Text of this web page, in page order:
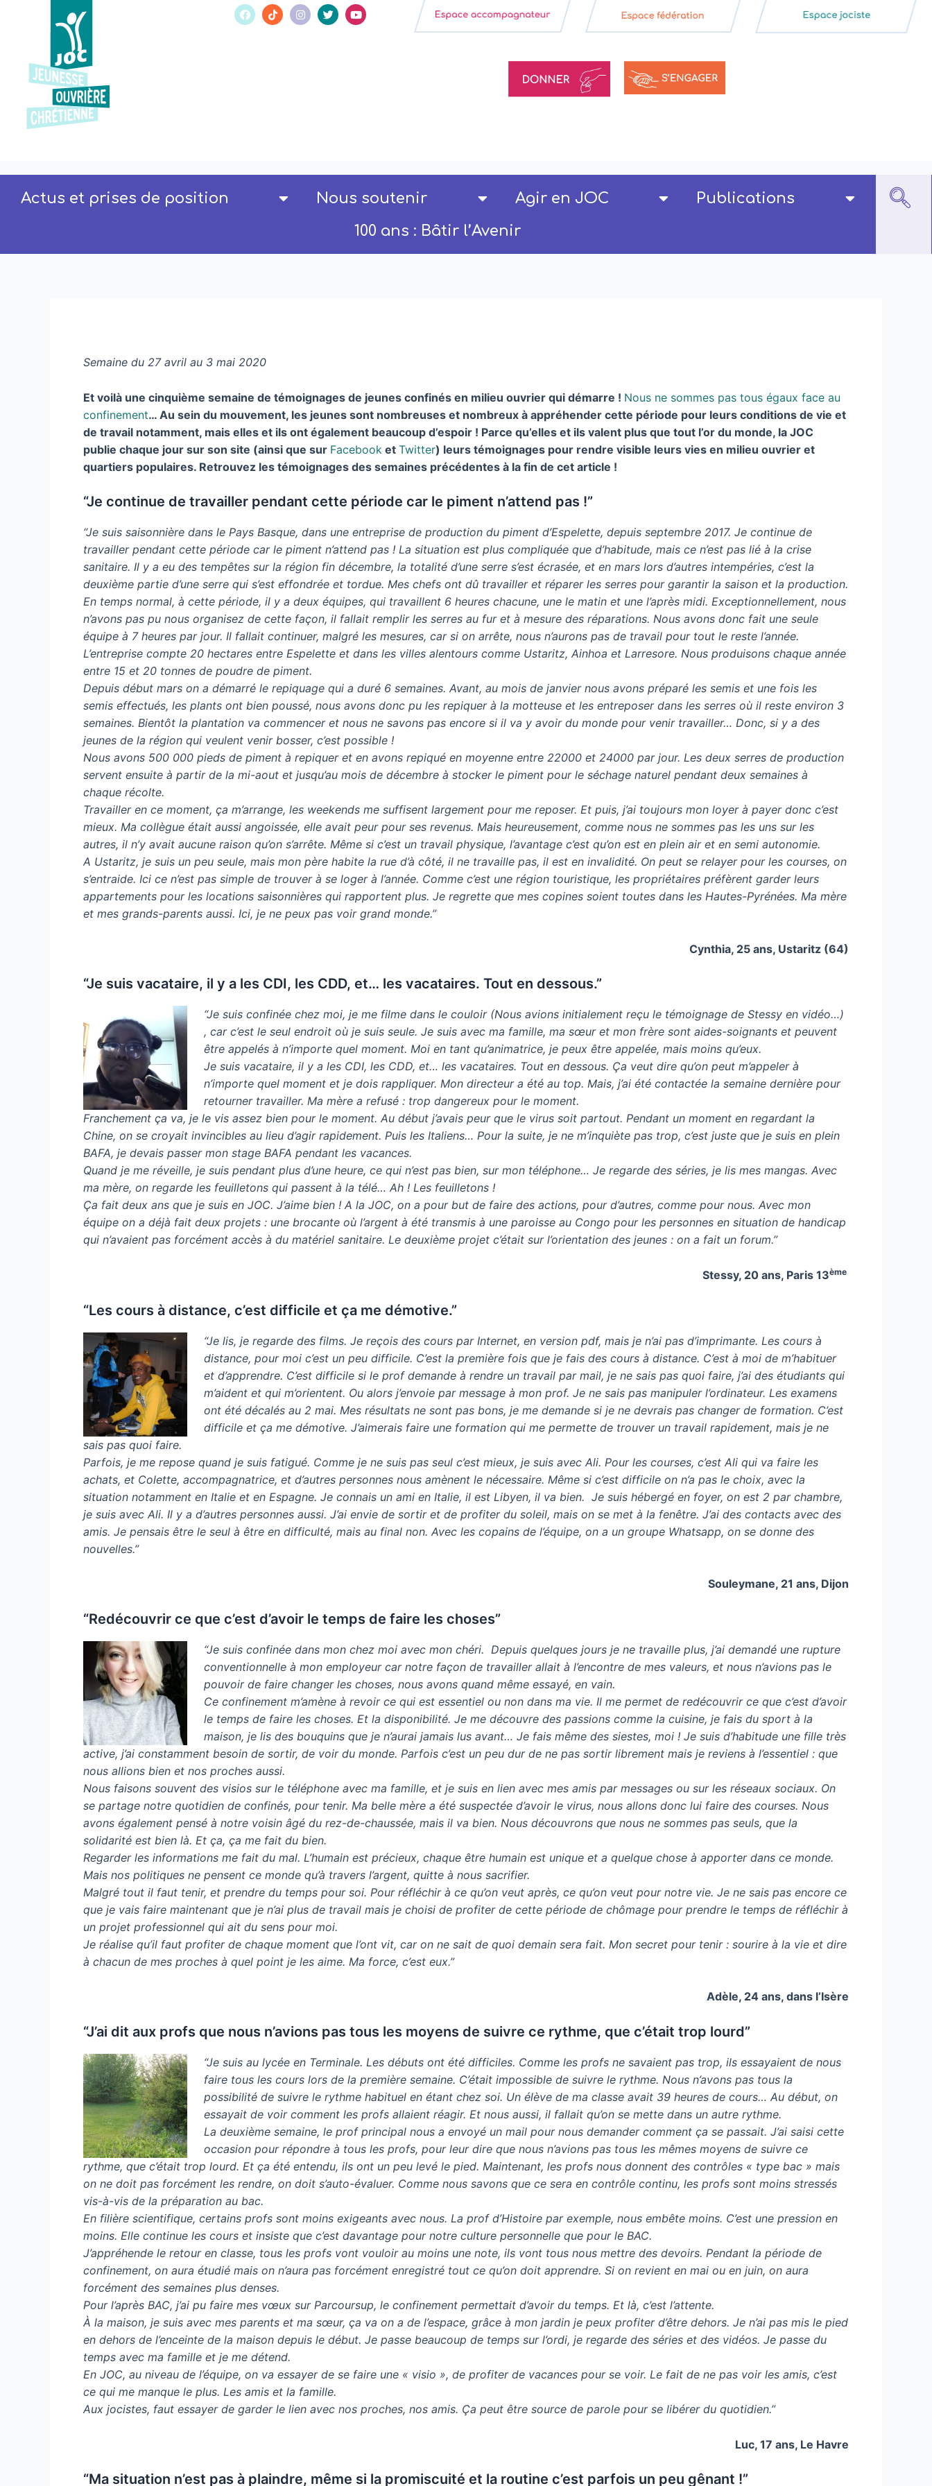
Actus et prises de position Nous soutenir Agir en JOC
Publications
100 ans : Bâtir l’Avenir
Semaine du 27 avril au 3 mai 2020
Et voilà une cinquième semaine de témoignages de jeunes confinés en milieu ouvrier qui démarre ! Nous ne sommes pas tous égaux face au
confinement… Au sein du mouvement, les jeunes sont nombreuses et nombreux à appréhender cette période pour leurs conditions de vie et
de travail notamment, mais elles et ils ont également beaucoup d’espoir ! Parce qu’elles et ils valent plus que tout l’or du monde, la JOC
publie chaque jour sur son site (ainsi que sur Facebook et Twitter) leurs témoignages pour rendre visible leurs vies en milieu ouvrier et
quartiers populaires. Retrouvez les témoignages des semaines précédentes à la fin de cet article !
“Je continue de travailler pendant cette période car le piment n’attend pas !”
“Je suis saisonnière dans le Pays Basque, dans une entreprise de production du piment d’Espelette, depuis septembre 2017. Je continue de
travailler pendant cette période car le piment n’attend pas ! La situation est plus compliquée que d’habitude, mais ce n’est pas lié à la crise
sanitaire. Il y a eu des tempêtes sur la région fin décembre, la totalité d’une serre s’est écrasée, et en mars lors d’autres intempéries, c’est la
deuxième partie d’une serre qui s’est effondrée et tordue. Mes chefs ont dû travailler et réparer les serres pour garantir la saison et la production.
En temps normal, à cette période, il y a deux équipes, qui travaillent 6 heures chacune, une le matin et une l’après midi. Exceptionnellement, nous
n’avons pas pu nous organisez de cette façon, il fallait remplir les serres au fur et à mesure des réparations. Nous avons donc fait une seule
équipe à 7 heures par jour. Il fallait continuer, malgré les mesures, car si on arrête, nous n’aurons pas de travail pour tout le reste l’année.
L’entreprise compte 20 hectares entre Espelette et dans les villes alentours comme Ustaritz, Ainhoa et Larresore. Nous produisons chaque année
entre 15 et 20 tonnes de poudre de piment.
Depuis début mars on a démarré le repiquage qui a duré 6 semaines. Avant, au mois de janvier nous avons préparé les semis et une fois les
semis effectués, les plants ont bien poussé, nous avons donc pu les repiquer à la motteuse et les entreposer dans les serres où il reste environ 3
semaines. Bientôt la plantation va commencer et nous ne savons pas encore si il va y avoir du monde pour venir travailler… Donc, si y a des
jeunes de la région qui veulent venir bosser, c’est possible !
Nous avons 500 000 pieds de piment à repiquer et en avons repiqué en moyenne entre 22000 et 24000 par jour. Les deux serres de production
servent ensuite à partir de la mi-aout et jusqu’au mois de décembre à stocker le piment pour le séchage naturel pendant deux semaines à
chaque récolte.
Travailler en ce moment, ça m’arrange, les weekends me suffisent largement pour me reposer. Et puis, j’ai toujours mon loyer à payer donc c’est
mieux. Ma collègue était aussi angoissée, elle avait peur pour ses revenus. Mais heureusement, comme nous ne sommes pas les uns sur les
autres, il n’y avait aucune raison qu’on s’arrête. Même si c’est un travail physique, l’avantage c’est qu’on est en plein air et en semi autonomie.
A Ustaritz, je suis un peu seule, mais mon père habite la rue d’à côté, il ne travaille pas, il est en invalidité. On peut se relayer pour les courses, on
s’entraide. Ici ce n’est pas simple de trouver à se loger à l’année. Comme c’est une région touristique, les propriétaires préfèrent garder leurs
appartements pour les locations saisonnières qui rapportent plus. Je regrette que mes copines soient toutes dans les Hautes-Pyrénées. Ma mère
et mes grands-parents aussi. Ici, je ne peux pas voir grand monde.”
Cynthia, 25 ans, Ustaritz (64)
“Je suis vacataire, il y a les CDI, les CDD, et… les vacataires. Tout en dessous.”
“Je suis confinée chez moi, je me filme dans le couloir (Nous avions initialement reçu le témoignage de Stessy en vidéo…)
, car c’est le seul endroit où je suis seule. Je suis avec ma famille, ma sœur et mon frère sont aides-soignants et peuvent
être appelés à n’importe quel moment. Moi en tant qu’animatrice, je peux être appelée, mais moins qu’eux.
Je suis vacataire, il y a les CDI, les CDD, et… les vacataires. Tout en dessous. Ça veut dire qu’on peut m’appeler à
n’importe quel moment et je dois rappliquer. Mon directeur a été au top. Mais, j’ai été contactée la semaine dernière pour
retourner travailler. Ma mère a refusé : trop dangereux pour le moment.
Franchement ça va, je le vis assez bien pour le moment. Au début j’avais peur que le virus soit partout. Pendant un moment en regardant la
Chine, on se croyait invincibles au lieu d’agir rapidement. Puis les Italiens… Pour la suite, je ne m’inquiète pas trop, c’est juste que je suis en plein
BAFA, je devais passer mon stage BAFA pendant les vacances.
Quand je me réveille, je suis pendant plus d’une heure, ce qui n’est pas bien, sur mon téléphone… Je regarde des séries, je lis mes mangas. Avec
ma mère, on regarde les feuilletons qui passent à la télé… Ah ! Les feuilletons !
Ça fait deux ans que je suis en JOC. J’aime bien ! A la JOC, on a pour but de faire des actions, pour d’autres, comme pour nous. Avec mon
équipe on a déjà fait deux projets : une brocante où l’argent à été transmis à une paroisse au Congo pour les personnes en situation de handicap
qui n’avaient pas forcément accès à du matériel sanitaire. Le deuxième projet c’était sur l’orientation des jeunes : on a fait un forum.”
Stessy, 20 ans, Paris 13ème
“Les cours à distance, c’est difficile et ça me démotive.”
“Je lis, je regarde des films. Je reçois des cours par Internet, en version pdf, mais je n’ai pas d’imprimante. Les cours à
distance, pour moi c’est un peu difficile. C’est la première fois que je fais des cours à distance. C’est à moi de m’habituer
et d’apprendre. C’est difficile si le prof demande à rendre un travail par mail, je ne sais pas quoi faire, j’ai des étudiants qui
m’aident et qui m’orientent. Ou alors j’envoie par message à mon prof. Je ne sais pas manipuler l’ordinateur. Les examens
ont été décalés au 2 mai. Mes résultats ne sont pas bons, je me demande si je ne devrais pas changer de formation. C’est
difficile et ça me démotive. J’aimerais faire une formation qui me permette de trouver un travail rapidement, mais je ne
sais pas quoi faire.
Parfois, je me repose quand je suis fatigué. Comme je ne suis pas seul c’est mieux, je suis avec Ali. Pour les courses, c’est Ali qui va faire les
achats, et Colette, accompagnatrice, et d’autres personnes nous amènent le nécessaire. Même si c’est difficile on n’a pas le choix, avec la
situation notamment en Italie et en Espagne. Je connais un ami en Italie, il est Libyen, il va bien. Je suis hébergé en foyer, on est 2 par chambre,
je suis avec Ali. Il y a d’autres personnes aussi. J’ai envie de sortir et de profiter du soleil, mais on se met à la fenêtre. J’ai des contacts avec des
amis. Je pensais être le seul à être en difficulté, mais au final non. Avec les copains de l’équipe, on a un groupe Whatsapp, on se donne des
nouvelles.”
Souleymane, 21 ans, Dijon
“Redécouvrir ce que c’est d’avoir le temps de faire les choses”
“Je suis confinée dans mon chez moi avec mon chéri. Depuis quelques jours je ne travaille plus, j’ai demandé une rupture
conventionnelle à mon employeur car notre façon de travailler allait à l’encontre de mes valeurs, et nous n’avions pas le
pouvoir de faire changer les choses, nous avons quand même essayé, en vain.
Ce confinement m’amène à revoir ce qui est essentiel ou non dans ma vie. Il me permet de redécouvrir ce que c’est d’avoir
le temps de faire les choses. Et la disponibilité. Je me découvre des passions comme la cuisine, je fais du sport à la
maison, je lis des bouquins que je n’aurai jamais lus avant… Je fais même des siestes, moi ! Je suis d’habitude une fille très
active, j’ai constamment besoin de sortir, de voir du monde. Parfois c’est un peu dur de ne pas sortir librement mais je reviens à l’essentiel : que
nous allions bien et nos proches aussi.
Nous faisons souvent des visios sur le téléphone avec ma famille, et je suis en lien avec mes amis par messages ou sur les réseaux sociaux. On
se partage notre quotidien de confinés, pour tenir. Ma belle mère a été suspectée d’avoir le virus, nous allons donc lui faire des courses. Nous
avons également pensé à notre voisin âgé du rez-de-chaussée, mais il va bien. Nous découvrons que nous ne sommes pas seuls, que la
solidarité est bien là. Et ça, ça me fait du bien.
Regarder les informations me fait du mal. L’humain est précieux, chaque être humain est unique et a quelque chose à apporter dans ce monde.
Mais nos politiques ne pensent ce monde qu’à travers l’argent, quitte à nous sacrifier.
Malgré tout il faut tenir, et prendre du temps pour soi. Pour réfléchir à ce qu’on veut après, ce qu’on veut pour notre vie. Je ne sais pas encore ce
que je vais faire maintenant que je n’ai plus de travail mais je choisi de profiter de cette période de chômage pour prendre le temps de réfléchir à
un projet professionnel qui ait du sens pour moi.
Je réalise qu’il faut profiter de chaque moment que l’ont vit, car on ne sait de quoi demain sera fait. Mon secret pour tenir : sourire à la vie et dire
à chacun de mes proches à quel point je les aime. Ma force, c’est eux.”
Adèle, 24 ans, dans l’Isère
“J’ai dit aux profs que nous n’avions pas tous les moyens de suivre ce rythme, que c’était trop lourd”
“Je suis au lycée en Terminale. Les débuts ont été difficiles. Comme les profs ne savaient pas trop, ils essayaient de nous
faire tous les cours lors de la première semaine. C’était impossible de suivre le rythme. Nous n’avons pas tous la
possibilité de suivre le rythme habituel en étant chez soi. Un élève de ma classe avait 39 heures de cours… Au début, on
essayait de voir comment les profs allaient réagir. Et nous aussi, il fallait qu’on se mette dans un autre rythme.
La deuxième semaine, le prof principal nous a envoyé un mail pour nous demander comment ça se passait. J’ai saisi cette
occasion pour répondre à tous les profs, pour leur dire que nous n’avions pas tous les mêmes moyens de suivre ce
rythme, que c’était trop lourd. Et ça été entendu, ils ont un peu levé le pied. Maintenant, les profs nous donnent des contrôles « type bac » mais
on ne doit pas forcément les rendre, on doit s’auto-évaluer. Comme nous savons que ce sera en contrôle continu, les profs sont moins stressés
vis-à-vis de la préparation au bac.
En filière scientifique, certains profs sont moins exigeants avec nous. La prof d’Histoire par exemple, nous embête moins. C’est une pression en
moins. Elle continue les cours et insiste que c’est davantage pour notre culture personnelle que pour le BAC.
J’appréhende le retour en classe, tous les profs vont vouloir au moins une note, ils vont tous nous mettre des devoirs. Pendant la période de
confinement, on aura étudié mais on n’aura pas forcément enregistré tout ce qu’on doit apprendre. Si on revient en mai ou en juin, on aura
forcément des semaines plus denses.
Pour l’après BAC, j’ai pu faire mes vœux sur Parcoursup, le confinement permettait d’avoir du temps. Et là, c’est l’attente.
À la maison, je suis avec mes parents et ma sœur, ça va on a de l’espace, grâce à mon jardin je peux profiter d’être dehors. Je n’ai pas mis le pied
en dehors de l’enceinte de la maison depuis le début. Je passe beaucoup de temps sur l’ordi, je regarde des séries et des vidéos. Je passe du
temps avec ma famille et je me détend.
En JOC, au niveau de l’équipe, on va essayer de se faire une « visio », de profiter de vacances pour se voir. Le fait de ne pas voir les amis, c’est
ce qui me manque le plus. Les amis et la famille.
Aux jocistes, faut essayer de garder le lien avec nos proches, nos amis. Ça peut être source de parole pour se libérer du quotidien.”
Luc, 17 ans, Le Havre
“Ma situation n’est pas à plaindre, même si la promiscuité et la routine c’est parfois un peu gênant !”